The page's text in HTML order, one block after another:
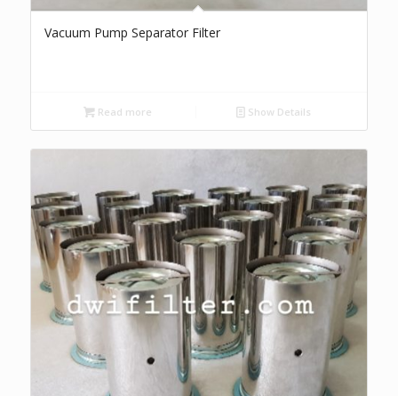
Vacuum Pump Separator Filter
Read more Show Details